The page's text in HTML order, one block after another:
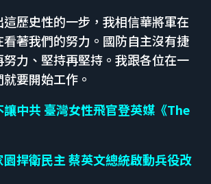
歷史性的一步，我相信華將軍在
著我們的努力。國防自主沒有捷
力、堅持再堅持。我跟各位在一
要開始工作。
讓中共 臺灣女性飛官登英媒《The
園捍衛民主 蔡英文總統啟動兵役改